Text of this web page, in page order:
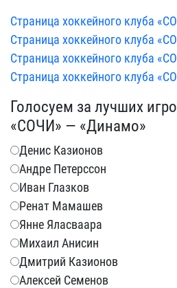
Страница хоккейного клуба
Страница хоккейного клуба
Страница хоккейного клуба
Страница хоккейного клуба
Голосуем за лучших
«СОЧИ» — «Динамо»
Денис Казионов
Андре Петерссон
Иван Глазков
Ренат Мамашев
Янне Яласваара
Михаил Анисин
Дмитрий Казионов
Алексей Семенов